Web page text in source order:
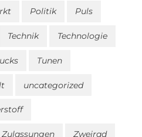
Politik Puls
Technik Technologie
Tunen
uncategorized
Zulassungen Zweirad